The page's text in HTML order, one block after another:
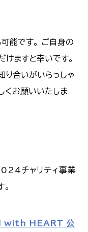
能です。 ご自身の
ますと幸いです。
り合いがいらっしゃ
くお願いいたしま
チャリティ事業
with HEART 公